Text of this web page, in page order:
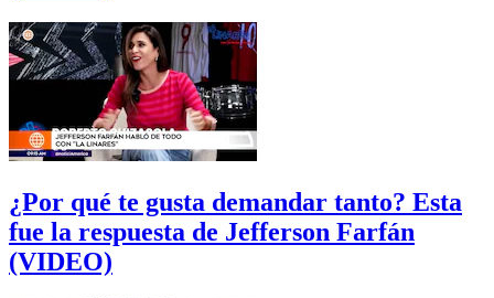
¿Por qué te gusta demandar tanto? Esta
fue la respuesta de Jefferson Farfán
(VIDEO)